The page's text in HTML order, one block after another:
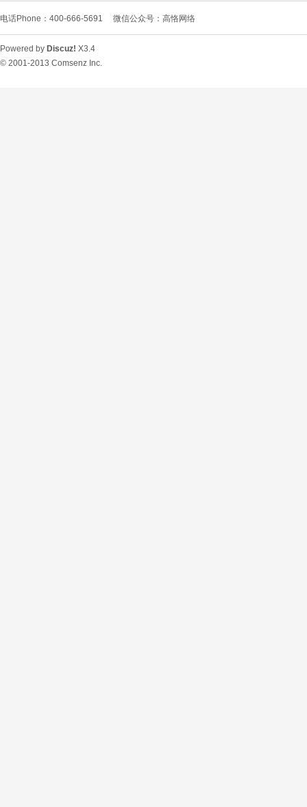
电话Phone：400-666-5691 微信公众号：高恪网络
Powered by Discuz! X3.4
© 2001-2013 Comsenz Inc.